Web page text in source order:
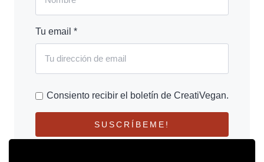
Tu email *
Consiento recibir el boletín de CreatiVegan.
SUSCRÍBEME!